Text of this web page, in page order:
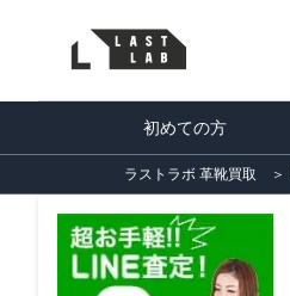
初めての方
ラストラボ 革靴買取 ＞